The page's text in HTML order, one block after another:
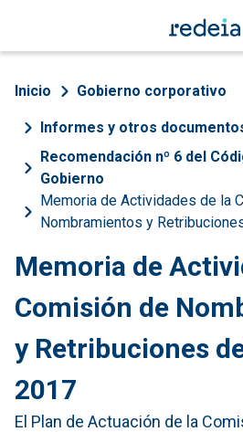
Sobrescribir
Inicio Gobierno corporativo
Informes y otros
Recomendación nº 6 del
Gobierno
Memoria de Actividades de la
Nombramientos y
Memoria de
Comisión de
y Retribuciones
2017
El Plan de Actuación de la